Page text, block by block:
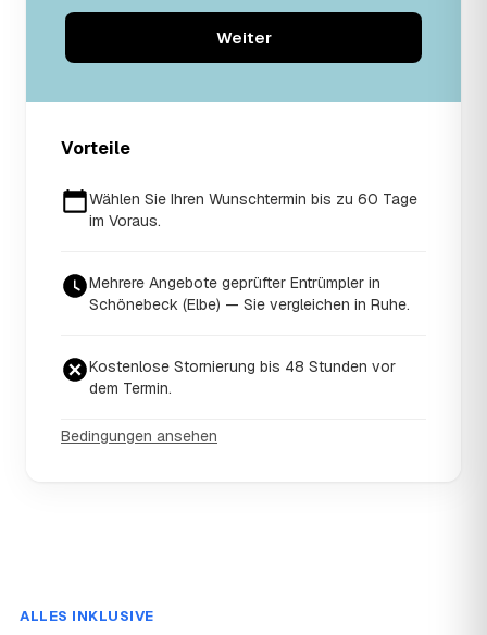
Weiter
Vorteile
Wählen Sie Ihren Wunschtermin bis zu 60 Tage
im Voraus.
Mehrere Angebote geprüfter Entrümpler in
Schönebeck (Elbe) — Sie vergleichen in Ruhe.
Kostenlose Stornierung bis 48 Stunden vor
dem Termin.
Bedingungen ansehen
ALLES INKLUSIVE